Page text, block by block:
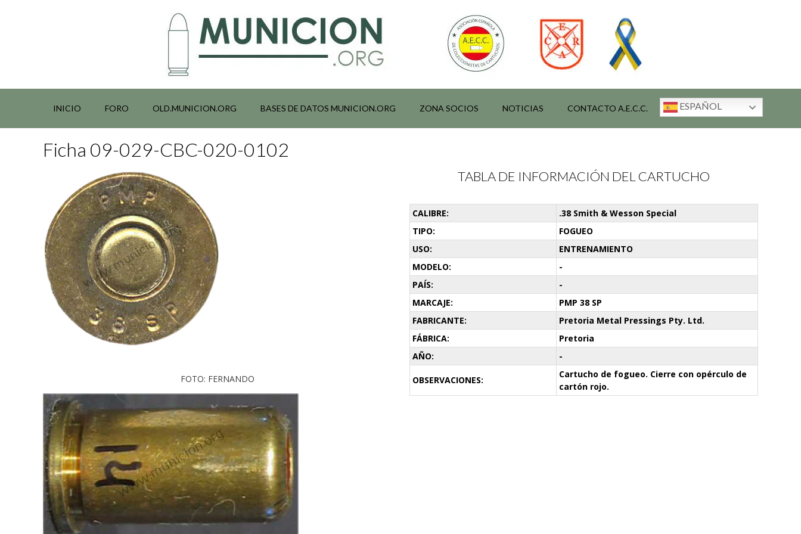
INICIO FORO OLD.MUNICION.ORG BASES DE DATOS MUNICION.ORG ZONA SOCIOS NOTICIAS CONTACTO A.E.C.C. ESPAÑOL
Ficha 09-029-CBC-020-0102
FOTO: FERNANDO
TABLA DE INFORMACIÓN DEL CARTUCHO
CALIBRE:
.38 Smith & Wesson Special
TIPO:
FOGUEO
USO:
ENTRENAMIENTO
MODELO:
-
PAÍS:
-
MARCAJE:
PMP 38 SP
FABRICANTE:
Pretoria Metal Pressings Pty. Ltd.
FÁBRICA:
Pretoria
AÑO:
-
OBSERVACIONES:
Cartucho de fogueo. Cierre con opérculo de
cartón rojo.